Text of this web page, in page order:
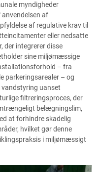
myndigheder
af
af regulative krav til
eller nedsatte
der integrerer disse
sine miljømæssige
– fra
parkeringsarealer – og
vandstyring uanset
filtreringsproces, der
belægningslim,
at forhindre skadelig
hvilket gør denne
i miljømæssigt